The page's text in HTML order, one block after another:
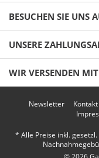
Mit *
Senden
BESUCHEN SIE UNS
UNSERE
WIR VERSENDEN
Newsletter Kontakt
* Alle Preise inkl.